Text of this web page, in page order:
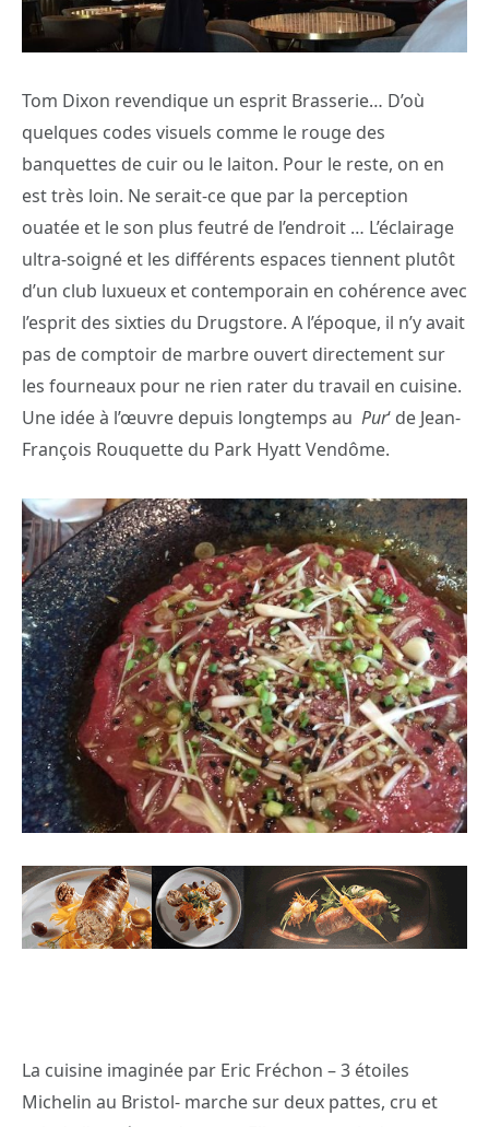
Tom Dixon revendique un esprit Brasserie… D’où
quelques codes visuels comme le rouge des
banquettes de cuir ou le laiton. Pour le reste, on en
est très loin. Ne serait-ce que par la perception
ouatée et le son plus feutré de l’endroit … L’éclairage
ultra-soigné et les différents espaces tiennent plutôt
d’un club luxueux et contemporain en cohérence avec
l’esprit des sixties du Drugstore. A l’époque, il n’y avait
pas de comptoir de marbre ouvert directement sur
les fourneaux pour ne rien rater du travail en cuisine.
Une idée à l’œuvre depuis longtemps au Pur‘ de Jean-
François Rouquette du Park Hyatt Vendôme.
La cuisine imaginée par Eric Fréchon – 3 étoiles
Michelin au Bristol- marche sur deux pattes, cru et